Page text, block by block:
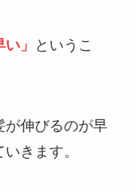
」
というこ
が伸びるのが早
きます。